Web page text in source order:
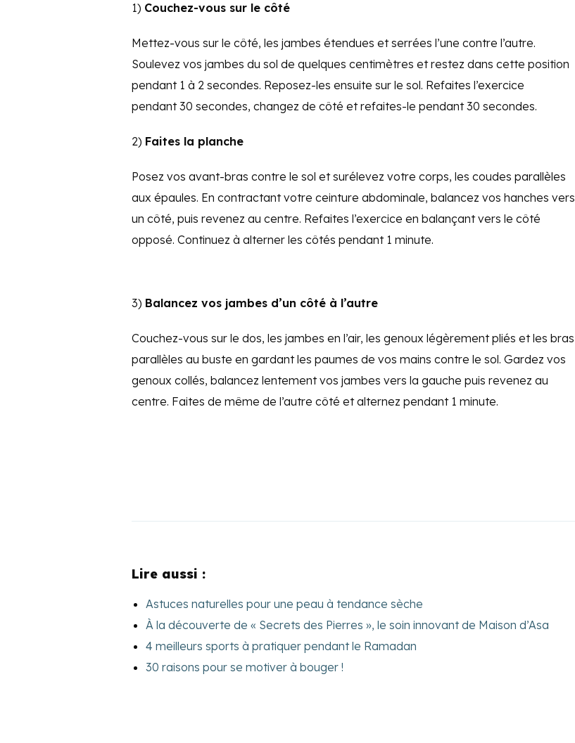
1) Couchez-vous sur le côté
Mettez-vous sur le côté, les jambes étendues et serrées l’une contre l’autre.
Soulevez vos jambes du sol de quelques centimètres et restez dans cette position
pendant 1 à 2 secondes. Reposez-les ensuite sur le sol. Refaites l’exercice
pendant 30 secondes, changez de côté et refaites-le pendant 30 secondes.
2) Faites la planche
Posez vos avant-bras contre le sol et surélevez votre corps, les coudes parallèles
aux épaules. En contractant votre ceinture abdominale, balancez vos hanches vers
un côté, puis revenez au centre. Refaites l’exercice en balançant vers le côté
opposé. Continuez à alterner les côtés pendant 1 minute.
3) Balancez vos jambes d’un côté à l’autre
Couchez-vous sur le dos, les jambes en l’air, les genoux légèrement pliés et les bras
parallèles au buste en gardant les paumes de vos mains contre le sol. Gardez vos
genoux collés, balancez lentement vos jambes vers la gauche puis revenez au
centre. Faites de même de l’autre côté et alternez pendant 1 minute.
Lire aussi :
Astuces naturelles pour une peau à tendance sèche
À la découverte de « Secrets des Pierres », le soin innovant de Maison d’Asa
4 meilleurs sports à pratiquer pendant le Ramadan
30 raisons pour se motiver à bouger !